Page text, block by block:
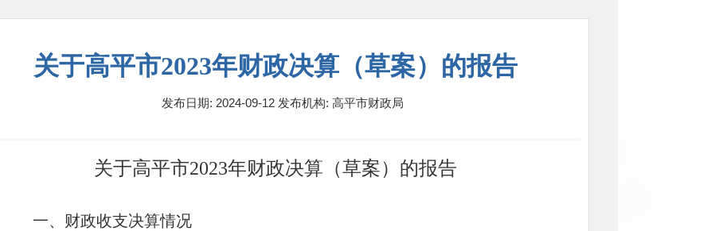
关于高平市2023年财政决算（草案）的报告
发布日期: 2024-09-12 发布机构: 高平市财政局
关于高平市2023年财政决算（草案）的报告
一、财政收支决算情况